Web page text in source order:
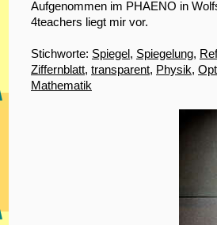
Aufgenommen im PHAENO in
4teachers liegt mir vor.
Stichworte: Spiegel, Spiegelung,
Ziffernblatt, transparent, Physik,
Mathematik